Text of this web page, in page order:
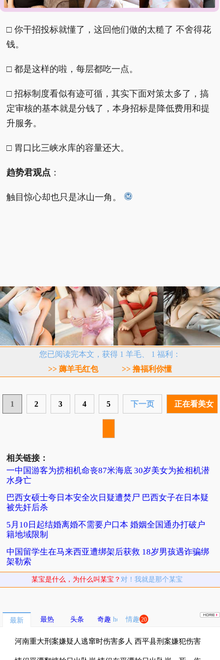
□ 政就是这么亏空的。
□ 你干招投标就懂了，这回他们做的太糙了 不舍得花
钱。
□ 都是这样的啦，每层都吃一点。
□ 招标制度看似有迹可循，其实下面对策太多了，搞
定审核的基本就是分钱了，本身招标是降低费用和提
升服务。
□ 胃口比三峡水库的容量还大。
趋势君观点 ：
触目惊心却也只是冰山一角。
您已阅读完本文，获得 1 羊毛、 1 福利：
>> 薅羊毛红包
>> 撸福利你懂
1 2 3 4 5 下一页 正在看美女
相关链接：
一中国游客为捞相机命丧87米海底 30岁美女为捡相机潜
水身亡
巴西女硕士夸日本安全次日疑遭焚尸 巴西女子在日本疑
被先奸后杀
5月10日起结婚离婚不需要户口本 婚姻全国通办打破户
籍地域限制
中国留学生在马来西亚遭绑架后获救 18岁男孩遇诈骗绑
架勒索
某宝是什么，为什么叫某宝？ 对！我就是那个某宝
最新 最热 头条 奇趣 情趣 20
河南重大刑案嫌疑人逃窜时伤害多人 西平县刑案嫌犯伤害